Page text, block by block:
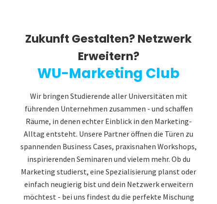
Zukunft Gestalten? Netzwerk
Erweitern?
WU-Marketing Club
Wir bringen Studierende aller Universitäten mit
führenden Unternehmen zusammen - und schaffen
Räume, in denen echter Einblick in den Marketing-
Alltag entsteht. Unsere Partner öffnen die Türen zu
spannenden Business Cases, praxisnahen Workshops,
inspirierenden Seminaren und vielem mehr. Ob du
Marketing studierst, eine Spezialisierung planst oder
einfach neugierig bist und dein Netzwerk erweitern
möchtest - bei uns findest du die perfekte Mischung